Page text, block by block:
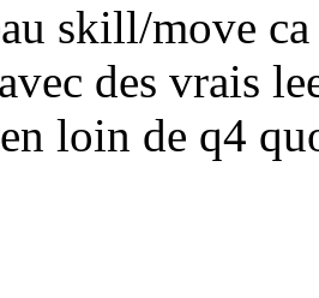
skill/move ca
des vrais
loin de q4